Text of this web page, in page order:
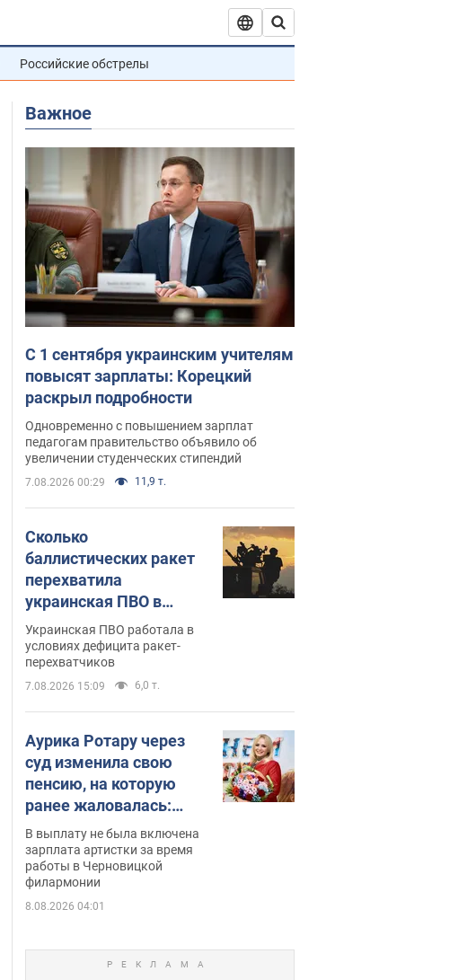
Российские обстрелы
Важное
С 1 сентября украинским учителям
повысят зарплаты: Корецкий
раскрыл подробности
Одновременно с повышением зарплат
педагогам правительство объявило об
увеличении студенческих стипендий
7.08.2026 00:29 11,9 т.
Сколько
баллистических ракет
перехватила
украинская ПВО в
июле: в Минобороны
назвали цифру
Украинская ПВО работала в
условиях дефицита ракет-
перехватчиков
7.08.2026 15:09 6,0 т.
Аурика Ротару через
суд изменила свою
пенсию, на которую
ранее жаловалась:
сколько получала
певица
В выплату не была включена
зарплата артистки за время
работы в Черновицкой
филармонии
8.08.2026 04:01